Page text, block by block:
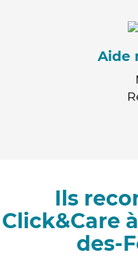
Aide
Ils
Click&Care
des-